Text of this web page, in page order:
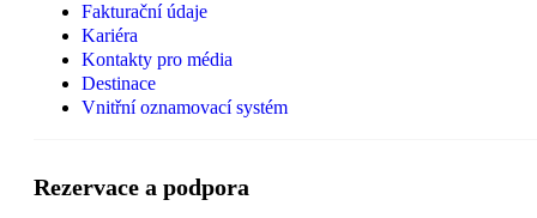
Fakturační údaje
Kariéra
Kontakty pro média
Destinace
Vnitřní oznamovací systém
Rezervace a podpora